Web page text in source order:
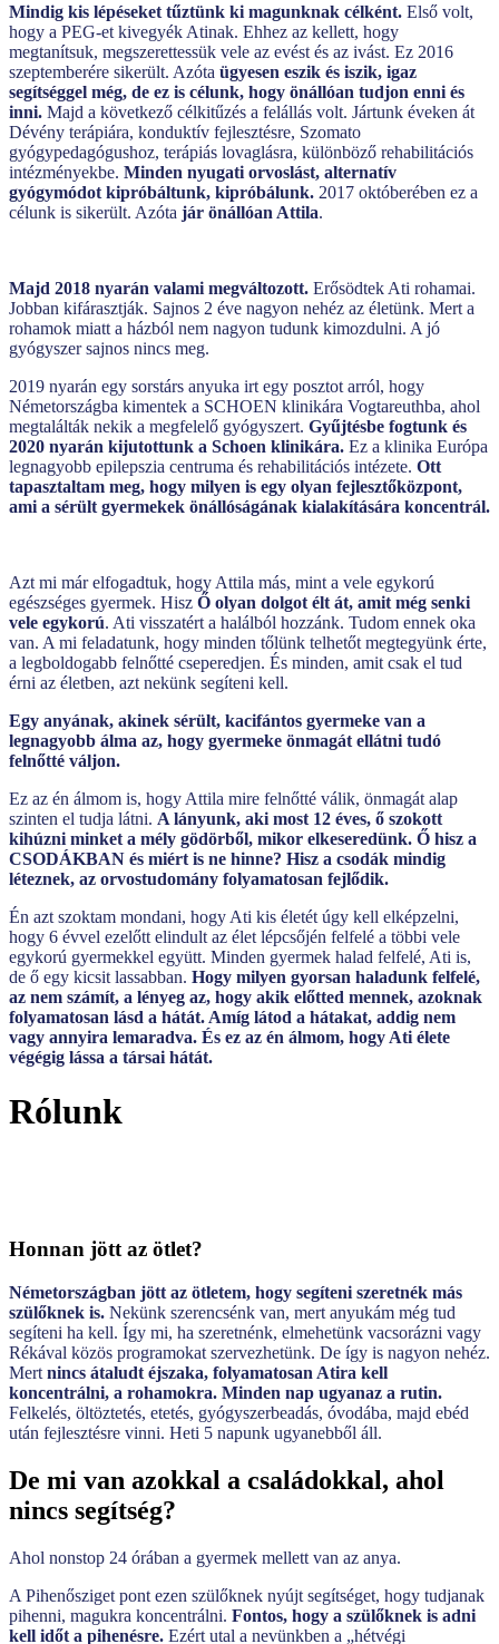
Mindig kis lépéseket tűztünk ki magunknak célként. Első volt,
hogy a PEG-et kivegyék Atinak. Ehhez az kellett, hogy
megtanítsuk, megszerettessük vele az evést és az ivást. Ez 2016
szeptemberére sikerült. Azóta ügyesen eszik és iszik, igaz
segítséggel még, de ez is célunk, hogy önállóan tudjon enni és
inni. Majd a következő célkitűzés a felállás volt. Jártunk éveken át
Dévény terápiára, konduktív fejlesztésre, Szomato
gyógypedagógushoz, terápiás lovaglásra, különböző rehabilitációs
intézményekbe. Minden nyugati orvoslást, alternatív
gyógymódot kipróbáltunk, kipróbálunk. 2017 októberében ez a
célunk is sikerült. Azóta jár önállóan Attila.
Majd 2018 nyarán valami megváltozott. Erősödtek Ati rohamai.
Jobban kifárasztják. Sajnos 2 éve nagyon nehéz az életünk. Mert a
rohamok miatt a házból nem nagyon tudunk kimozdulni. A jó
gyógyszer sajnos nincs meg.
2019 nyarán egy sorstárs anyuka irt egy posztot arról, hogy
Németországba kimentek a SCHOEN klinikára Vogtareuthba, ahol
megtalálták nekik a megfelelő gyógyszert. Gyűjtésbe fogtunk és
2020 nyarán kijutottunk a Schoen klinikára. Ez a klinika Európa
legnagyobb epilepszia centruma és rehabilitációs intézete. Ott
tapasztaltam meg, hogy milyen is egy olyan fejlesztőközpont,
ami a sérült gyermekek önállóságának kialakítására koncentrál.
Azt mi már elfogadtuk, hogy Attila más, mint a vele egykorú
egészséges gyermek. Hisz Ő olyan dolgot élt át, amit még senki
vele egykorú. Ati visszatért a halálból hozzánk. Tudom ennek oka
van. A mi feladatunk, hogy minden tőlünk telhetőt megtegyünk érte,
a legboldogabb felnőtté cseperedjen. És minden, amit csak el tud
érni az életben, azt nekünk segíteni kell.
Egy anyának, akinek sérült, kacifántos gyermeke van a
legnagyobb álma az, hogy gyermeke önmagát ellátni tudó
felnőtté váljon.
Ez az én álmom is, hogy Attila mire felnőtté válik, önmagát alap
szinten el tudja látni. A lányunk, aki most 12 éves, ő szokott
kihúzni minket a mély gödörből, mikor elkeseredünk. Ő hisz a
CSODÁKBAN és miért is ne hinne? Hisz a csodák mindig
léteznek, az orvostudomány folyamatosan fejlődik.
Én azt szoktam mondani, hogy Ati kis életét úgy kell elképzelni,
hogy 6 évvel ezelőtt elindult az élet lépcsőjén felfelé a többi vele
egykorú gyermekkel együtt. Minden gyermek halad felfelé, Ati is,
de ő egy kicsit lassabban. Hogy milyen gyorsan haladunk felfelé,
az nem számít, a lényeg az, hogy akik előtted mennek, azoknak
folyamatosan lásd a hátát. Amíg látod a hátakat, addig nem
vagy annyira lemaradva. És ez az én álmom, hogy Ati élete
végégig lássa a társai hátát.
Rólunk
Honnan jött az ötlet?
Németországban jött az ötletem, hogy segíteni szeretnék más
szülőknek is. Nekünk szerencsénk van, mert anyukám még tud
segíteni ha kell. Így mi, ha szeretnénk, elmehetünk vacsorázni vagy
Rékával közös programokat szervezhetünk. De így is nagyon nehéz.
Mert nincs átaludt éjszaka, folyamatosan Atira kell
koncentrálni, a rohamokra. Minden nap ugyanaz a rutin.
Felkelés, öltöztetés, etetés, gyógyszerbeadás, óvodába, majd ebéd
után fejlesztésre vinni. Heti 5 napunk ugyanebből áll.
De mi van azokkal a családokkal, ahol
nincs segítség?
Ahol nonstop 24 órában a gyermek mellett van az anya.
A Pihenősziget pont ezen szülőknek nyújt segítséget, hogy tudjanak
pihenni, magukra koncentrálni. Fontos, hogy a szülőknek is adni
kell időt a pihenésre. Ezért utal a nevünkben a „hétvégi